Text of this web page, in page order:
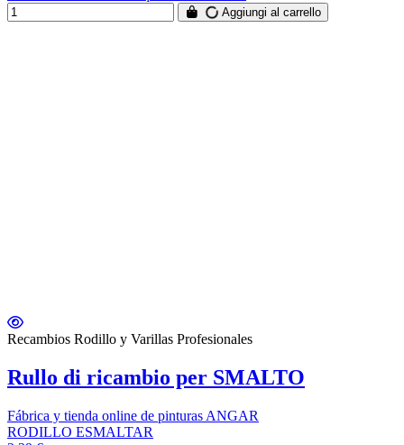
Aggiungi al carrello
Recambios Rodillo y Varillas Profesionales
Rullo di ricambio per SMALTO
Fábrica y tienda online de pinturas ANGAR
RODILLO ESMALTAR